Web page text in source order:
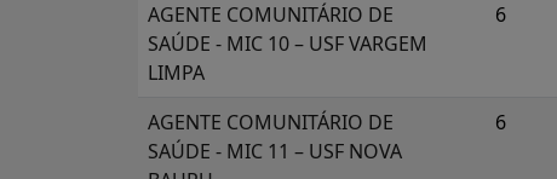
AGENTE COMUNITÁRIO DE
SAÚDE - MIC 10 – USF VARGEM
LIMPA
6
AGENTE COMUNITÁRIO DE
SAÚDE - MIC 11 – USF NOVA
6